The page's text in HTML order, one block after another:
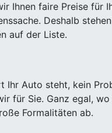
Ihnen faire Preise für
Deshalb
auf der Liste.
Ihr Auto steht, kein
für Sie. Ganz egal, wo
Formalitäten ab.